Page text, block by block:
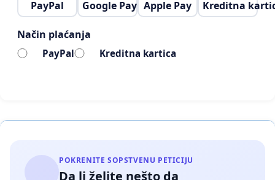
PayPal Google Pay Apple Pay Kreditna
Način plaćanja
PayPal Kreditna kartica
POKRENITE SOPSTVENU PETICIJU
Da li želite nešto da